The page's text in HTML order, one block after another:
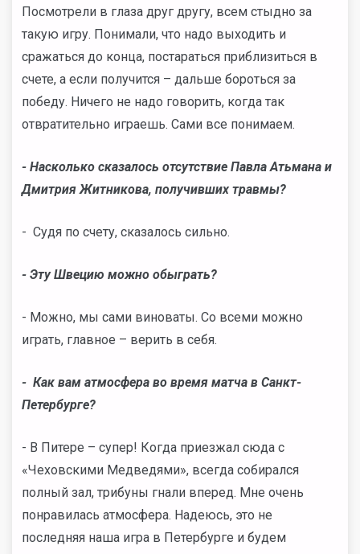
Посмотрели в глаза друг другу, всем стыдно за
такую игру. Понимали, что надо выходить и
сражаться до конца, постараться приблизиться в
счете, а если получится – дальше бороться за
победу. Ничего не надо говорить, когда так
отвратительно играешь. Сами все понимаем.
- Насколько сказалось отсутствие Павла Атьмана и
Дмитрия Житникова, получивших травмы?
- Судя по счету, сказалось сильно.
- Эту Швецию можно обыграть?
- Можно, мы сами виноваты. Со всеми можно
играть, главное – верить в себя.
- Как вам атмосфера во время матча в Санкт-
Петербурге?
- В Питере – супер! Когда приезжал сюда с
«Чеховскими Медведями», всегда собирался
полный зал, трибуны гнали вперед. Мне очень
понравилась атмосфера. Надеюсь, это не
последняя наша игра в Петербурге и будем